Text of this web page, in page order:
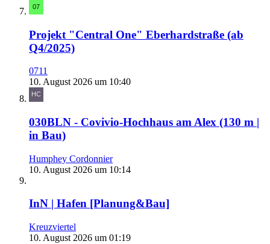
Projekt "Central One" Eberhardstraße (ab
Q4/2025)
0711
10. August 2026 um 10:40
030BLN - Covivio-Hochhaus am Alex (130 m |
in Bau)
Humphey Cordonnier
10. August 2026 um 10:14
InN | Hafen [Planung&Bau]
Kreuzviertel
10. August 2026 um 01:19